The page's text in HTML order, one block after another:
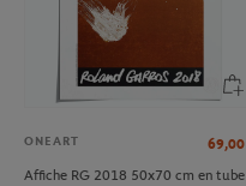
ONEART 69,00
Affiche RG 2018 50x70 cm en tube